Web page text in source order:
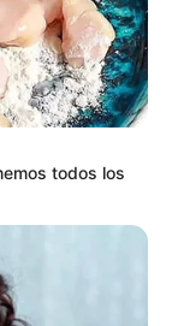
todos los